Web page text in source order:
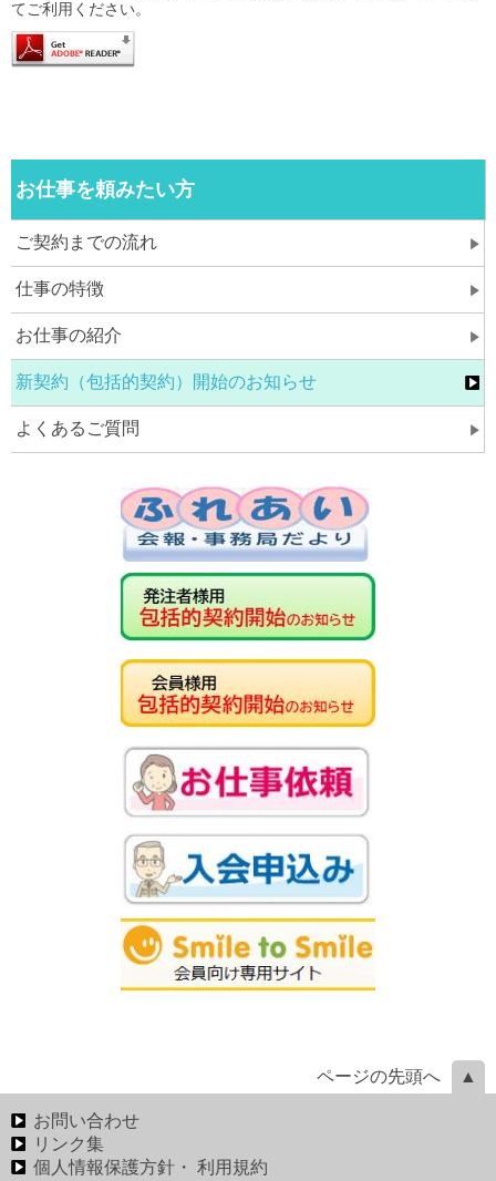
てご利用ください。
お仕事を頼みたい方
ご契約までの流れ
仕事の特徴
お仕事の紹介
新契約（包括的契約）開始のお知らせ
よくあるご質問
ページの先頭へ
お問い合わせ
リンク集
個人情報保護方針・ 利用規約